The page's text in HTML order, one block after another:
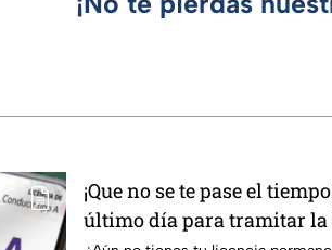
¡Que no se te pase el
último día para tramitar